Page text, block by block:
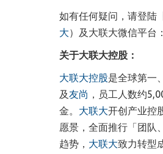
如有任何疑问，请登陆
大）及大联大微信平台
关于大联大控股：
大联大控股是全球第一
及友尚 ， 员工人数约
金。 大联大开创产业控
愿景，全面推行「团队
趋势， 大联大致力转型